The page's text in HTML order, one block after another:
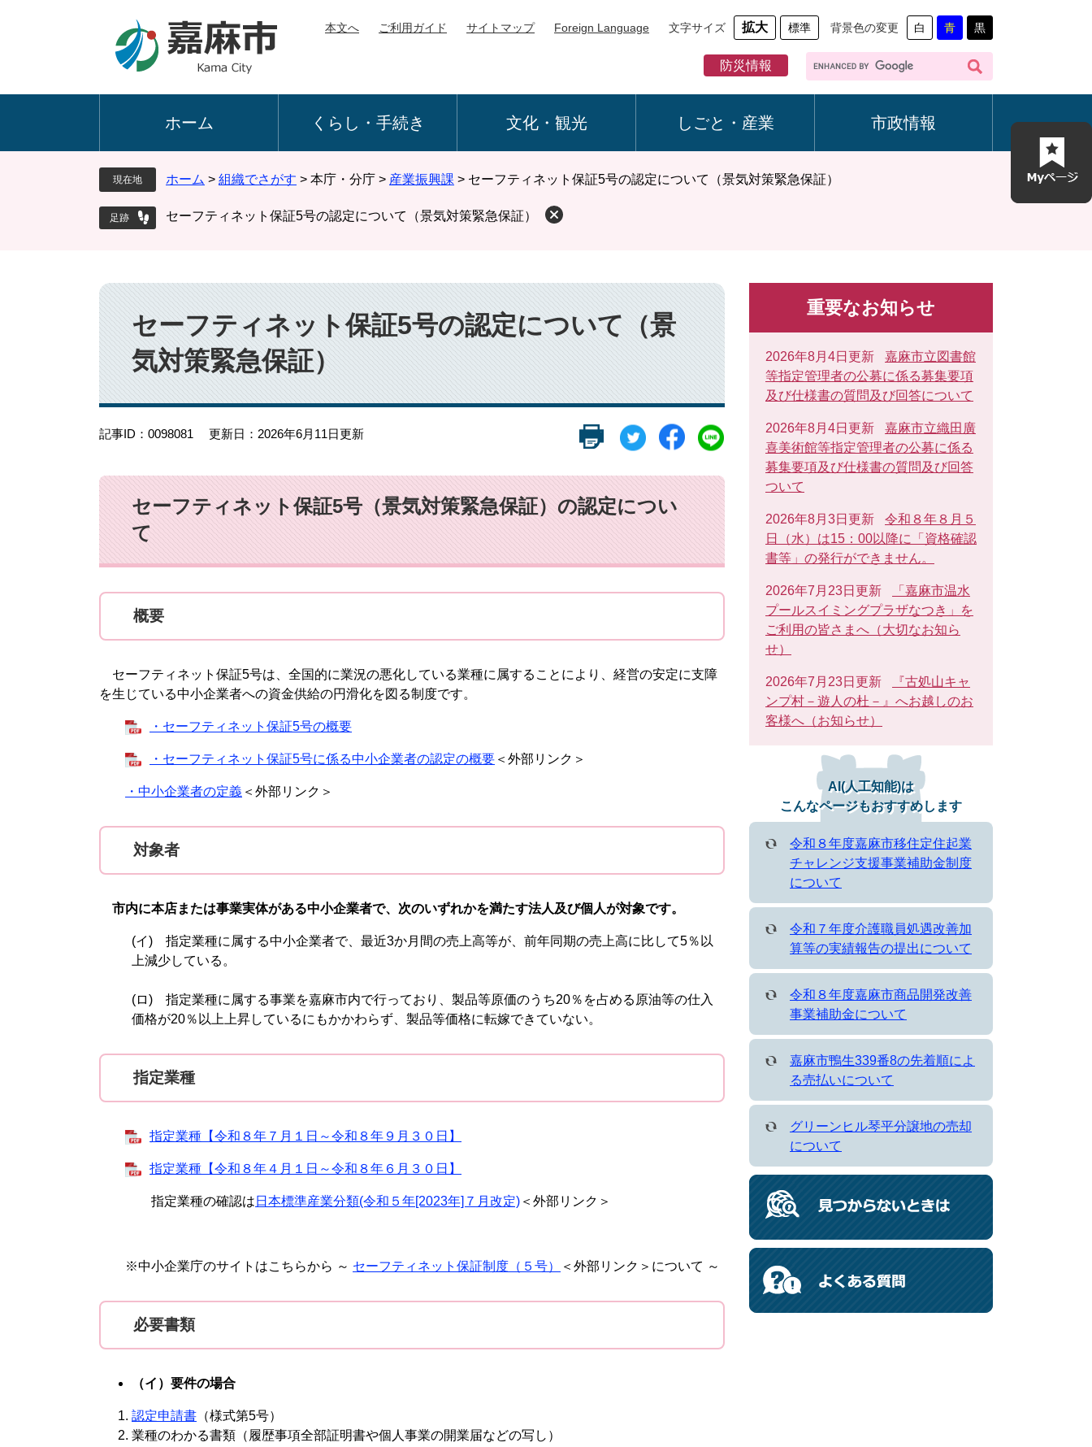
本文へ ご利用ガイド サイトマップ Foreign Language 文字サイズ 拡大 標準 背景色の変更 白 青 黒
防災情報
G
o
カ
ホーム くらし・手続き 文化・観光 しごと・産業 市政情報
現在地 ホーム > 組織でさがす > 本庁・分庁 > 産業振興課 > セーフティネット保証5号の認定について（景気対策緊急保証）
セーフティネット保証5号の認定について（景気対策緊急保証）
本
文
セーフティネット保証5号の認定について（景
気対策緊急保証）
記事ID：0098081 更新日：2026年6月11日更新
セーフティネット保証5号（景気対策緊急保証）の認定につい
て
概要
セーフティネット保証5号は、全国的に業況の悪化している業種に属することにより、経営の安定に支障
を生じている中小企業者への資金供給の円滑化を図る制度です。
・セーフティネット保証5号の概要
・セーフティネット保証5号に係る中小企業者の認定の概要 ＜外部リンク＞
・中小企業者の定義 ＜外部リンク＞
対象者
市内に本店または事業実体がある中小企業者で、次のいずれかを満たす法人及び個人が対象です。
(イ) 指定業種に属する中小企業者で、最近3か月間の売上高等が、前年同期の売上高に比して5％以
上減少している。
(ロ) 指定業種に属する事業を嘉麻市内で行っており、製品等原価のうち20％を占める原油等の仕入
価格が20％以上上昇しているにもかかわらず、製品等価格に転嫁できていない。
指定業種
指定業種【令和８年７月１日～令和８年９月３０日】
指定業種【令和８年４月１日～令和８年６月３０日】
指定業種の確認は 日本標準産業分類(令和５年[2023年]７月改定) ＜外部リンク＞
※中小企業庁のサイトはこちらから ～ セーフティネット保証制度（５号） ＜外部リンク＞ について ～
必要書類
（イ）要件の場合
認定申請書 （様式第5号）
業種のわかる書類（履歴事項全部証明書や個人事業の開業届などの写し）
重要なお知らせ
2026年8月4日更新
嘉麻市立図書館
等指定管理者の公募に係る募集要項
及び仕様書の質問及び回答について
2026年8月4日更新
嘉麻市立織田廣
喜美術館等指定管理者の公募に係る
募集要項及び仕様書の質問及び回答
ついて
2026年8月3日更新
令和８年８月５
日（水）は15：00以降に「資格確認
書等」の発行ができません。
2026年7月23日更新
「嘉麻市温水
プールスイミングプラザなつき」を
ご利用の皆さまへ（大切なお知ら
せ）
2026年7月23日更新
『古処山キャ
ンプ村－遊人の杜－』へお越しのお
客様へ（お知らせ）
AI(人工知能)は
こんなページもおすすめします
令和８年度嘉麻市移住定住起業
チャレンジ支援事業補助金制度
について
令和７年度介護職員処遇改善加
算等の実績報告の提出について
令和８年度嘉麻市商品開発改善
事業補助金について
嘉麻市鴨生339番8の先着順によ
る売払いについて
グリーンヒル琴平分譲地の売却
について